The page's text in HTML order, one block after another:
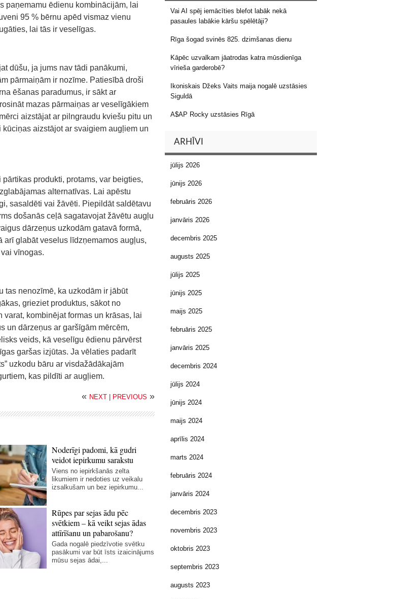
paņemamu ēdienu kombinācijām, lai
95 % bērnu apēd vismaz vienu
lai tās ir veselīgas.
dūšu, ja jums nav tādi panākumi,
pārmaiņām ir nozīme. Patiesībā droši
ēšanas paradumus, ir sākt ar
mazas pārmaiņas ar veselīgākiem
aizstājat ar pilngraudu kviešu pitu un
aizstājot ar svaigiem augļiem un
produkti, protams, var beigties,
alternatīvas. Lai apēstu
sasaldēti vai žāvēti. Piepildāt saldētavu
došanās ceļā sagatavojat žāvētu augļu
dārzeņus uzkodām gatavā formā,
arī glabāt veselus līdzņemamos augļus,
vīnogas.
tas nenozīmē, ka uzkodām ir jābūt
grieziet produktus, sākot no
kombinējat formas un krāsas, lai
un dārzeņus ar garšīgām mērcēm,
veids, kā veselīgu ēdienu pārvērst
garšas izjūtas. Ja vēlaties padarīt
uzkodu bāru ar visdažādākajām
kas pildīti ar augļiem.
« NEXT PREVIOUS »
Noderīgi padomi, kā gudri
veidot iepirkumu sarakstu
Viens no iepirkšanās zelta
likumiem ir nedoties uz veikalu
izsalkušam un bez iepirkumu...
Rūpes par sejas ādu pēc
svētkiem – kā veikt sejas ādas
attīrīšanu un pabarošanu?
Gada nogalē piedzīvotie svētku
pasākumi var būt īsts izaicinājums
mūsu sejas ādai,...
Vai AI spēj iemācīties blefot labāk nekā
pasaules labākie kāršu spēlētāji?
Rīga šogad svinēs 825. dzimšanas dienu
Kāpēc uzvalkam jāatrodas katra mūsdienīga
vīrieša garderobē?
Ikoniskais Džeks Vaits maija nogalē uzstāsies
Siguldā
A$AP Rocky uzstāsies Rīgā
ARHĪVI
jūlijs 2026
jūnijs 2026
februāris 2026
janvāris 2026
decembris 2025
augusts 2025
jūlijs 2025
jūnijs 2025
maijs 2025
februāris 2025
janvāris 2025
decembris 2024
jūlijs 2024
jūnijs 2024
maijs 2024
aprīlis 2024
marts 2024
februāris 2024
janvāris 2024
decembris 2023
novembris 2023
oktobris 2023
septembris 2023
augusts 2023